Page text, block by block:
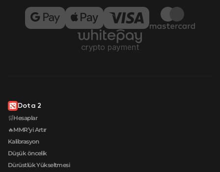
Dota 2
🛒Hesaplar
🔥MMR’yi Artır
Kalibrasyon
Düşük öncelik
Dürüstlük Yükseltmesi